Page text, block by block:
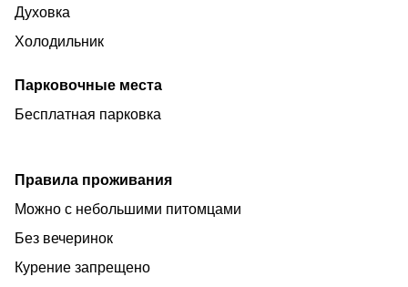
Духовка
Холодильник
Парковочные места
Бесплатная парковка
Правила проживания
Можно с небольшими питомцами
Без вечеринок
Курение запрещено